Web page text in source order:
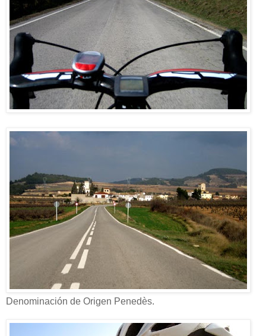
Denominación de Origen Penedès.